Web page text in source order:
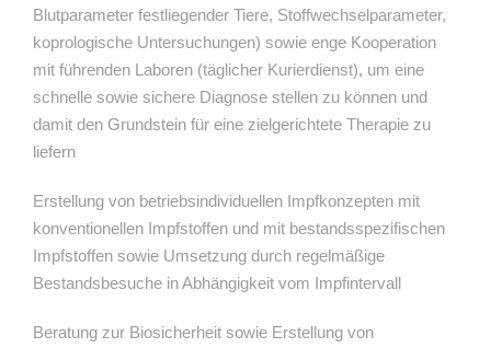
Blutparameter festliegender Tiere, Stoffwechselparameter,
koprologische Untersuchungen) sowie enge Kooperation
mit führenden Laboren (täglicher Kurierdienst), um eine
schnelle sowie sichere Diagnose stellen zu können und
damit den Grundstein für eine zielgerichtete Therapie zu
liefern
Erstellung von betriebsindividuellen Impfkonzepten mit
konventionellen Impfstoffen und mit bestandsspezifischen
Impfstoffen sowie Umsetzung durch regelmäßige
Bestandsbesuche in Abhängigkeit vom Impfintervall
Beratung zur Biosicherheit sowie Erstellung von